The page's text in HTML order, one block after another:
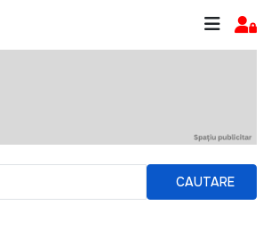
CAUTARE